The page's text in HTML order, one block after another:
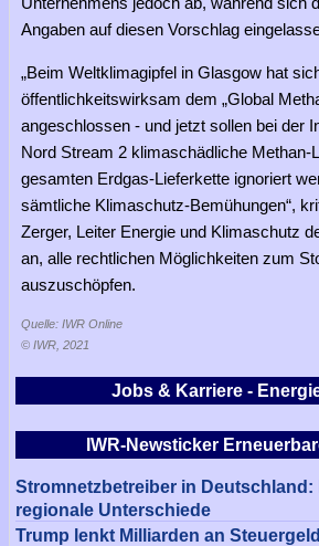
Angaben auf diesen Vorschlag
„Beim Weltklimagipfel in Glasgow hat
öffentlichkeitswirksam dem „Global
angeschlossen - und jetzt sollen bei der
Nord Stream 2 klimaschädliche Methan-
gesamten Erdgas-Lieferkette ignoriert
sämtliche Klimaschutz-Bemühungen“,
Zerger, Leiter Energie und Klimaschutz
an, alle rechtlichen Möglichkeiten zum
auszuschöpfen.
Quelle: IWR Online
© IWR, 2021
Jobs & Karriere -
IWR-Newsticker
Stromnetzbetreiber in Deutschland:
regionale Unterschiede
Trump lenkt Milliarden an